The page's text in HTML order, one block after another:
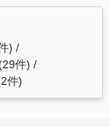
)
件)
件)